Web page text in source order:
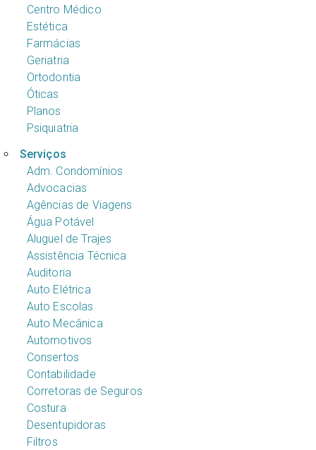
Centro Médico
Estética
Farmácias
Geriatria
Ortodontia
Óticas
Planos
Psiquiatria
Serviços
Adm. Condomínios
Advocacias
Agências de Viagens
Água Potável
Aluguel de Trajes
Assistência Técnica
Auditoria
Auto Elétrica
Auto Escolas
Auto Mecânica
Automotivos
Consertos
Contabilidade
Corretoras de Seguros
Costura
Desentupidoras
Filtros